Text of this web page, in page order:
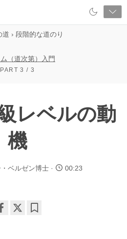
道 › 段階的な道のり
（道次第）入門
PART 3 / 3
レベルの動
機
ベルゼン博士 00:23